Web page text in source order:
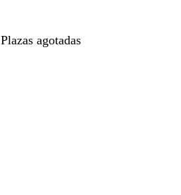
Plazas agotadas